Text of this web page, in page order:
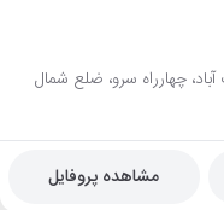
آباد، چهارراه سرو، ضلع شمال
مشاهده پروفایل